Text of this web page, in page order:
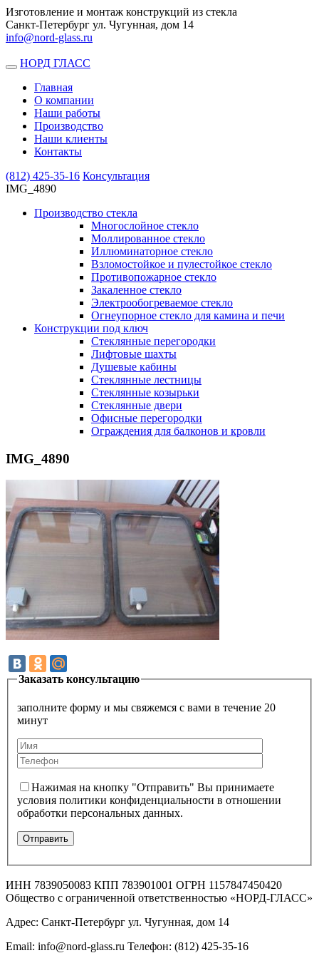
Изготовление и монтаж конструкций из стекла
Санкт-Петербург ул. Чугунная, дом 14
info@nord-glass.ru
Toggle
navigation
НОРД ГЛАСС
Главная
О компании
Наши работы
Производство
Наши клиенты
Контакты
(812) 425-35-16 Консультация
IMG_4890
Производство стекла
Многослойное стекло
Моллированное стекло
Иллюминаторное стекло
Взломостойкое и пулестойкое стекло
Противопожарное стекло
Закаленное стекло
Электрообогреваемое стекло
Огнеупорное стекло для камина и печи
Конструкции под ключ
Стеклянные перегородки
Лифтовые шахты
Душевые кабины
Cтеклянные лестницы
Cтеклянные козырьки
Cтеклянные двери
Офисные перегородки
Ограждения для балконов и кровли
IMG_4890
Заказать консультацию
заполните форму и мы свяжемся с вами в течение 20
минут
Нажимая на кнопку "Отправить" Вы принимаете
условия политики конфиденциальности в отношении
обработки персональных данных.
ИНН 7839050083 КПП 783901001 ОГРН 1157847450420
Общество с ограниченной ответственностью «НОРД-ГЛАСС»
Адрес: Санкт-Петербург ул. Чугунная, дом 14
Email: info@nord-glass.ru Телефон: (812) 425-35-16